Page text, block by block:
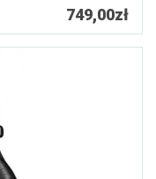
749,00zł